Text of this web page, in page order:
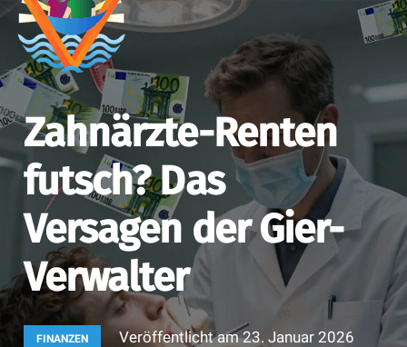
Zahnärzte-Renten
futsch? Das
Versagen der Gier-
Verwalter
FINANZEN Veröffentlicht am23. Januar 2026